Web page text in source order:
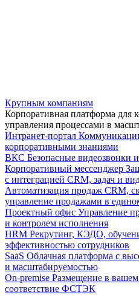
Крупным компаниям
Корпоративная платформа
управления процессами в
Интранет-портал
корпоративными знаниями
ВКС Безопасные видеозвонки
Корпоративный мессенджер
с интеграцией CRM, задач и
Автоматизация продаж CRM,
управление продажами в
Проектный офис Управление
и контролем исполнения
HRM Рекрутинг, КЭДО,
эффективностью сотрудников
SaaS Облачная платформа с
и масштабируемостью
On-premise Размещение в
соответствие ФСТЭК